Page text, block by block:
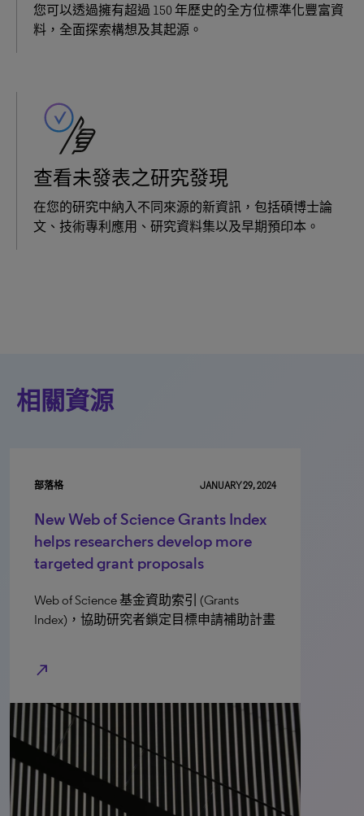
您可以透過擁有超過 150 年歷史的全方位標準化豐富資
料，全面探索構想及其起源。
查看未發表之研究發現
在您的研究中納入不同來源的新資訊，包括碩博士論
文、技術專利應用、研究資料集以及早期預印本。
相關資源
部落格 JANUARY 29, 2024
New Web of Science Grants Index
helps researchers develop more
targeted grant proposals
Web of Science 基金資助索引 (Grants
Index)，協助研究者鎖定目標申請補助計畫
north_east